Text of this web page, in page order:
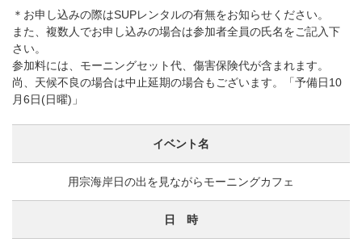
＊お申し込みの際はSUPレンタルの有無をお知らせください。
また、複数人でお申し込みの場合は参加者全員の氏名をご記入下
さい。
参加料には、モーニングセット代、傷害保険代が含まれます。
尚、天候不良の場合は中止延期の場合もございます。「予備日10
月6日(日曜)」
イベント名
用宗海岸日の出を見ながらモーニングカフェ
日 時